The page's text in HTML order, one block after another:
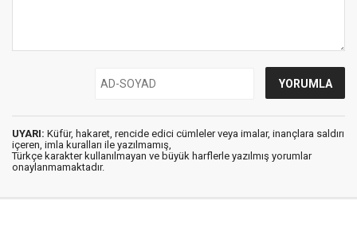
UYARI: Küfür, hakaret, rencide edici cümleler veya imalar, inançlara saldırı
içeren, imla kuralları ile yazılmamış,
Türkçe karakter kullanılmayan ve büyük harflerle yazılmış yorumlar
onaylanmamaktadır.